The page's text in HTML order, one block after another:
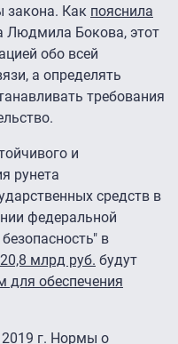
закона. Как пояснила
Людмила Бокова, этот
обо всей
а определять
требования
и
рунета
средств в
федеральной
в
20,8 млрд руб. будут
для обеспечения
2019 г. Нормы о